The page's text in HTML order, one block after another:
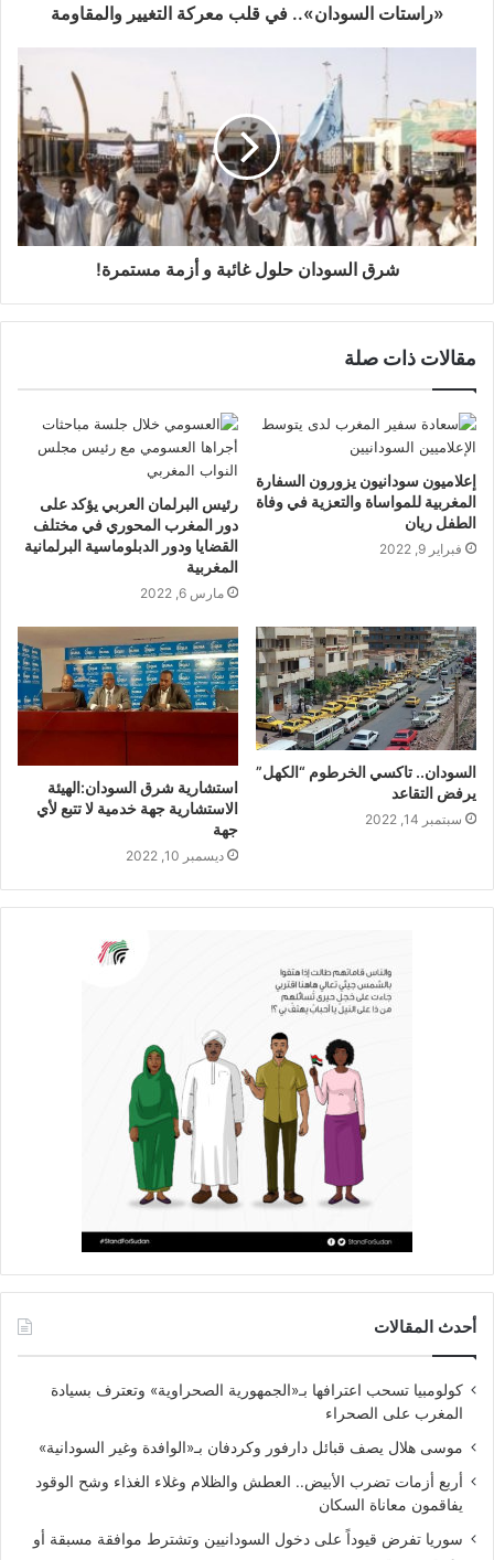
«راستات السودان».. في قلب معركة التغيير والمقاومة
شرق السودان حلول غائبة و أزمة مستمرة!
مقالات ذات صلة
إعلاميون سودانيون يزورون السفارة
المغربية للمواساة والتعزية في وفاة
الطفل ريان
فبراير 9, 2022
رئيس البرلمان العربي يؤكد على
دور المغرب المحوري في مختلف
القضايا ودور الدبلوماسية البرلمانية
المغربية
مارس 6, 2022
السودان.. تاكسي الخرطوم “الكهل”
يرفض التقاعد
سبتمبر 14, 2022
استشارية شرق السودان:الهيئة
الاستشارية جهة خدمية لا تتبع لأي
جهة
ديسمبر 10, 2022
أحدث المقالات
كولومبيا تسحب اعترافها بـ«الجمهورية الصحراوية» وتعترف بسيادة
المغرب على الصحراء
موسى هلال يصف قبائل دارفور وكردفان بـ«الوافدة وغير السودانية»
أربع أزمات تضرب الأبيض.. العطش والظلام وغلاء الغذاء وشح الوقود
يفاقمون معاناة السكان
سوريا تفرض قيوداً على دخول السودانيين وتشترط موافقة مسبقة أو